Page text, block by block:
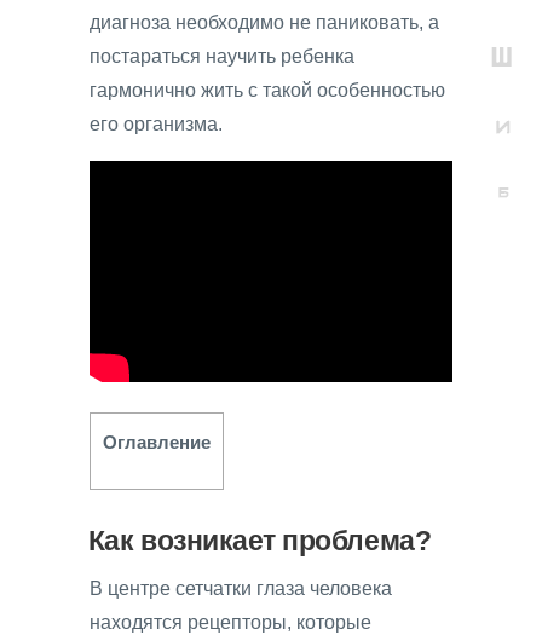
диагноза необходимо не паниковать, а
постараться научить ребенка
гармонично жить с такой особенностью
его организма.
Оглавление
Как возникает проблема?
В центре сетчатки глаза человека
находятся рецепторы, которые